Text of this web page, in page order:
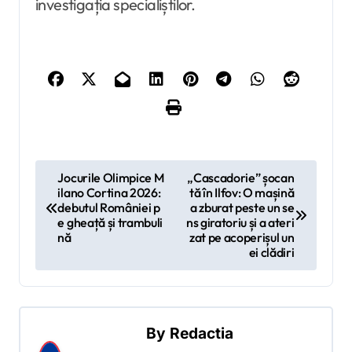
investigația specialiștilor.
g
a
Jocurile Olimpice M
ilano Cortina 2026:
debutul României p
e gheață și trambuli
nă
„Cascadorie” șocan
tă în Ilfov: O mașină
a zburat peste un se
ns giratoriu și a ateri
zat pe acoperișul un
ei clădiri
By Redactia